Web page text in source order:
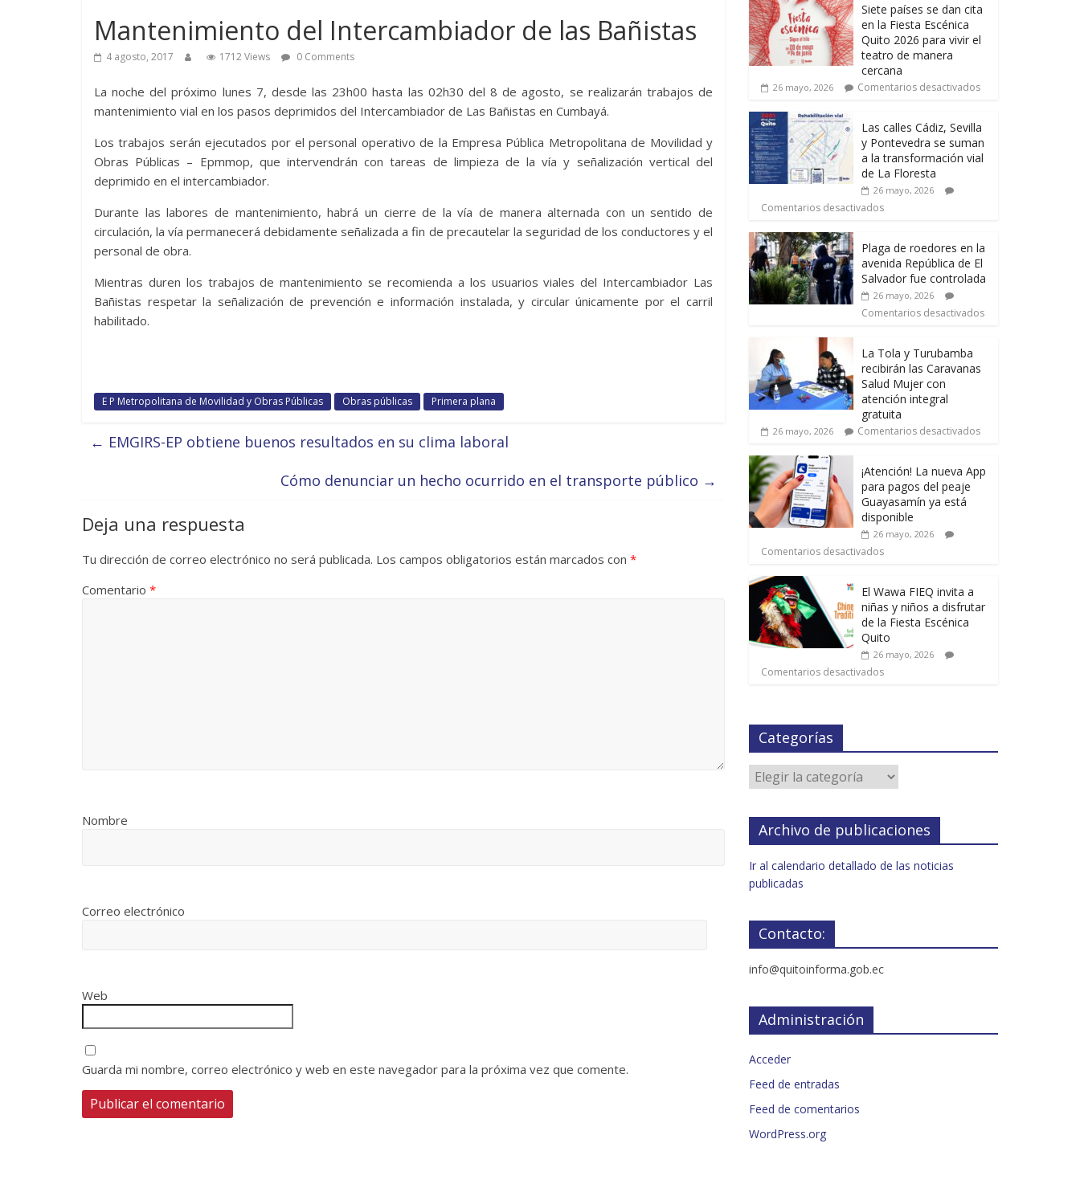
Mantenimiento del Intercambiador de las Bañistas
4 agosto, 2017 1712 Views 0 Comments
La noche del próximo lunes 7, desde las 23h00 hasta las 02h30 del 8 de agosto, se realizarán trabajos de
mantenimiento vial en los pasos deprimidos del Intercambiador de Las Bañistas en Cumbayá.
Los trabajos serán ejecutados por el personal operativo de la Empresa Pública Metropolitana de Movilidad y
Obras Públicas – Epmmop, que intervendrán con tareas de limpieza de la vía y señalización vertical del
deprimido en el intercambiador.
Durante las labores de mantenimiento, habrá un cierre de la vía de manera alternada con un sentido de
circulación, la vía permanecerá debidamente señalizada a fin de precautelar la seguridad de los conductores y el
personal de obra.
Mientras duren los trabajos de mantenimiento se recomienda a los usuarios viales del Intercambiador Las
Bañistas respetar la señalización de prevención e información instalada, y circular únicamente por el carril
habilitado.
E P Metropolitana de Movilidad y Obras Públicas Obras públicas Primera plana
← EMGIRS-EP obtiene buenos resultados en su clima laboral
Cómo denunciar un hecho ocurrido en el transporte público →
Deja una respuesta
Tu dirección de correo electrónico no será publicada. Los campos obligatorios están marcados con *
Comentario *
Nombre
Correo electrónico
Web
Guarda mi nombre, correo electrónico y web en este navegador para la próxima vez que comente.
Siete países se dan cita
en la Fiesta Escénica
Quito 2026 para vivir el
teatro de manera
cercana
26 mayo, 2026 Comentarios desactivados
Las calles Cádiz, Sevilla
y Pontevedra se suman
a la transformación vial
de La Floresta
26 mayo, 2026
Comentarios desactivados
Plaga de roedores en la
avenida República de El
Salvador fue controlada
26 mayo, 2026
Comentarios desactivados
La Tola y Turubamba
recibirán las Caravanas
Salud Mujer con
atención integral
gratuita
26 mayo, 2026 Comentarios desactivados
¡Atención! La nueva App
para pagos del peaje
Guayasamín ya está
disponible
26 mayo, 2026
Comentarios desactivados
El Wawa FIEQ invita a
niñas y niños a disfrutar
de la Fiesta Escénica
Quito
26 mayo, 2026
Comentarios desactivados
Categorías
Archivo de publicaciones
Ir al calendario detallado de las noticias
publicadas
Contacto:
info@quitoinforma.gob.ec
Administración
Acceder
Feed de entradas
Feed de comentarios
WordPress.org